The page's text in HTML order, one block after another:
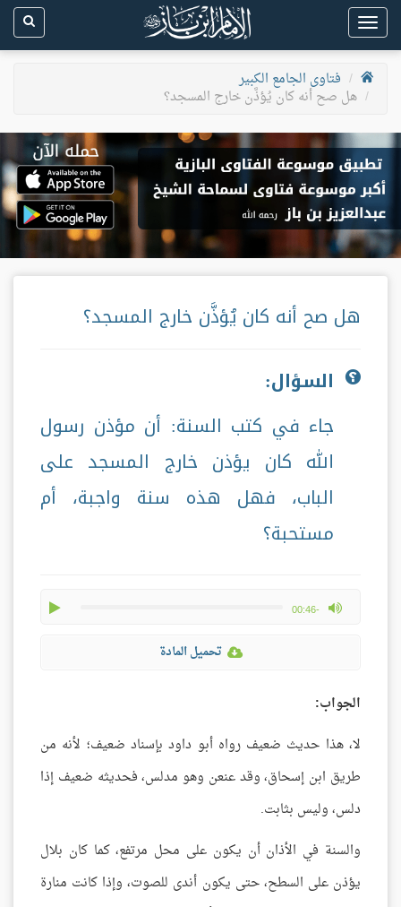
Toggle
navigation
فتاوى الجامع الكبير
هل صح أنه كان يُؤذَّن خارج المسجد؟
هل صح أنه كان يُؤذَّن خارج المسجد؟
السؤال:
جاء في كتب السنة: أن مؤذن رسول
الله كان يؤذن خارج المسجد على
الباب، فهل هذه سنة واجبة، أم
مستحبة؟
-00:46
max volume
تحميل المادة
الجواب:
لا، هذا حديث ضعيف رواه أبو داود بإسناد ضعيف؛ لأنه من
طريق ابن إسحاق، وقد عنعن وهو مدلس، فحديثه ضعيف إذا
دلس، وليس بثابت.
والسنة في الأذان أن يكون على محل مرتفع، كما كان بلال
يؤذن على السطح، حتى يكون أندى للصوت، وإذا كانت منارة